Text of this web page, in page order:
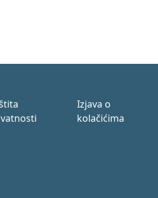
Izjava o
kolačićima